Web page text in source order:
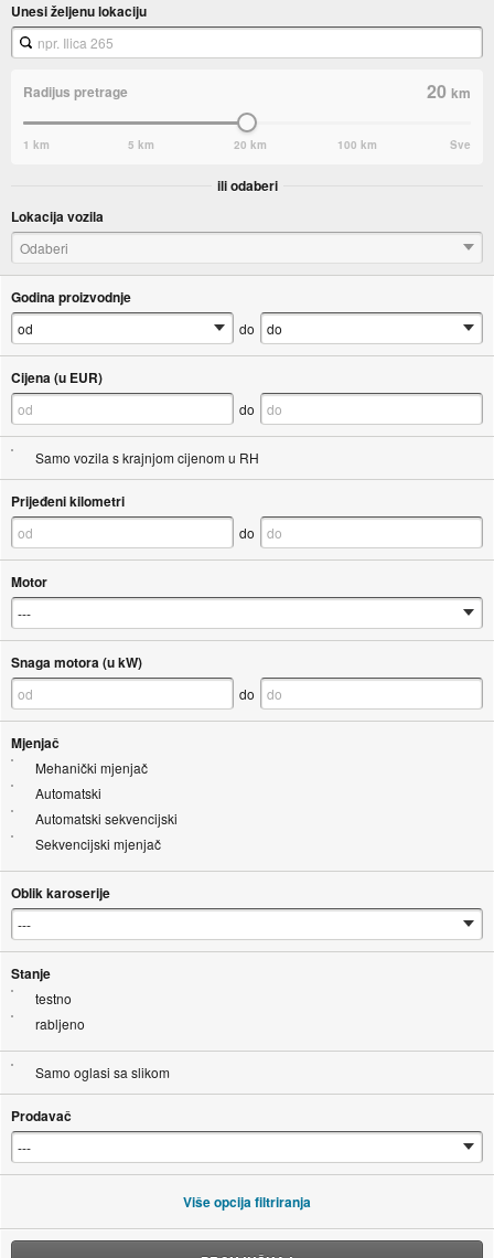
Unesi željenu lokaciju
Radijus pretrage 20km
1 km 5 km 20 km 100 km Sve
ili odaberi
Lokacija vozila
Odaberi
Godina proizvodnje
do
Cijena (u EUR)
do
Samo vozila s krajnjom cijenom u RH
Prijeđeni kilometri
do
Motor
Snaga motora (u kW)
do
Mjenjač
Mehanički mjenjač
Automatski
Automatski sekvencijski
Sekvencijski mjenjač
Oblik karoserije
Stanje
testno
rabljeno
Samo oglasi sa slikom
Prodavač
Više opcija filtriranja